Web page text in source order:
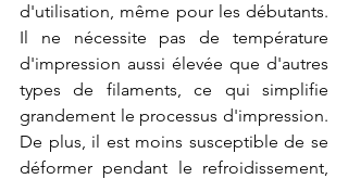
d'utilisation, même pour les débutants.
Il ne nécessite pas de température
d'impression aussi élevée que d'autres
types de filaments, ce qui simplifie
grandement le processus d'impression.
De plus, il est moins susceptible de se
déformer pendant le refroidissement,